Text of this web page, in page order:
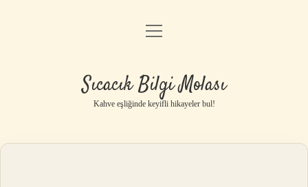
Anasayfa
Yasal Uyarı
menüyü
Sıcacık Bilgi Molası
Kahve eşliğinde keyifli hikayeler bul!